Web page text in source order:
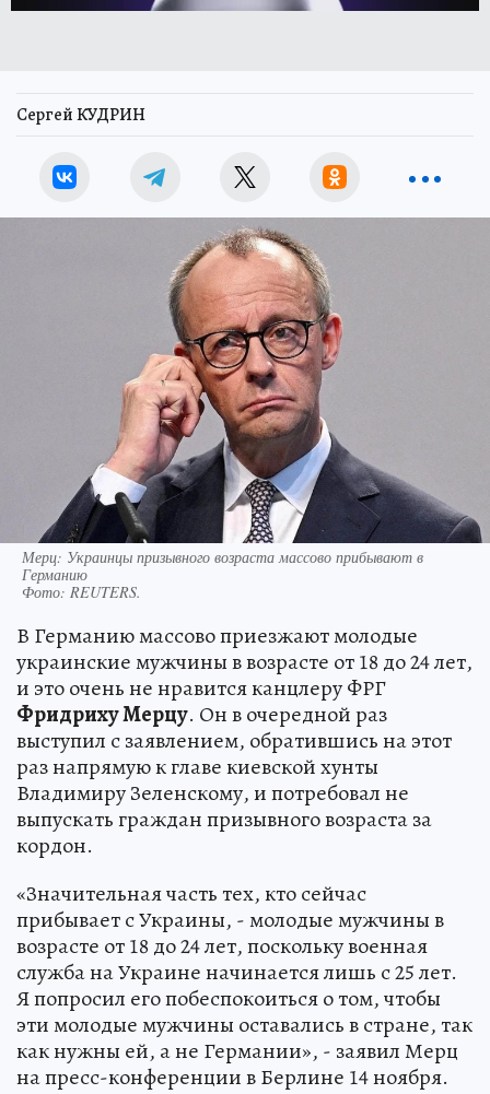
Сергей КУДРИН
Мерц: Украинцы призывного возраста массово прибывают в
Германию
Фото: REUTERS.
В Германию массово приезжают молодые
украинские мужчины в возрасте от 18 до 24 лет,
и это очень не нравится канцлеру ФРГ
Фридриху Мерцу. Он в очередной раз
выступил с заявлением, обратившись на этот
раз напрямую к главе киевской хунты
Владимиру Зеленскому, и потребовал не
выпускать граждан призывного возраста за
кордон.
«Значительная часть тех, кто сейчас
прибывает с Украины, - молодые мужчины в
возрасте от 18 до 24 лет, поскольку военная
служба на Украине начинается лишь с 25 лет.
Я попросил его побеспокоиться о том, чтобы
эти молодые мужчины оставались в стране, так
как нужны ей, а не Германии», - заявил Мерц
на пресс-конференции в Берлине 14 ноября.